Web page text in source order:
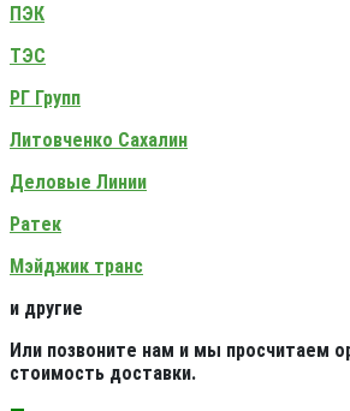
ПЭК
ТЭС
РГ Групп
Литовченко Сахалин
Деловые Линии
Ратек
Мэйджик транс
и другие
Или позвоните нам и мы просчитаем
стоимость доставки.